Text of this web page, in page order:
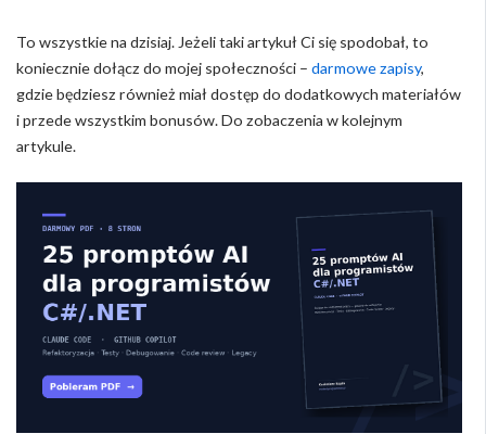
To wszystkie na dzisiaj. Jeżeli taki artykuł Ci się spodobał, to
koniecznie dołącz do mojej społeczności – darmowe zapisy,
gdzie będziesz również miał dostęp do dodatkowych materiałów
i przede wszystkim bonusów. Do zobaczenia w kolejnym
artykule.